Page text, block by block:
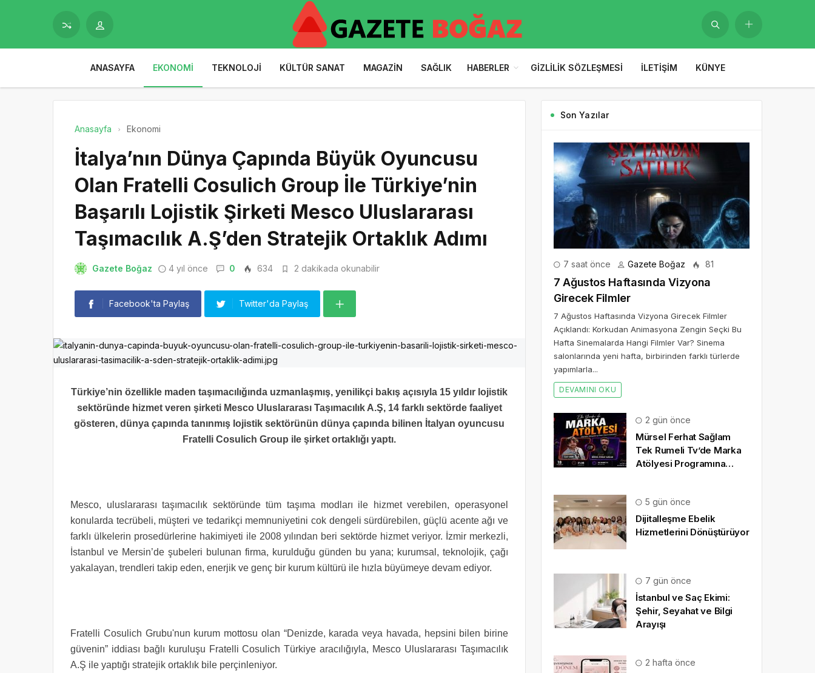
ANASAYFA EKONOMI TEKNOLOJI KÜLTÜR SANAT MAGAZIN SAĞLIK HABERLER GIZLILIK SÖZLEŞMESI İLETIŞIM KÜNYE
Anasayfa Ekonomi
İtalya’nın Dünya Çapında Büyük Oyuncusu
Olan Fratelli Cosulich Group İle Türkiye’nin
Başarılı Lojistik Şirketi Mesco Uluslararası
Taşımacılık A.Ş’den Stratejik Ortaklık Adımı
Gazete Boğaz 4 yıl önce 0 634 2 dakikada okunabilir
Facebook'ta Paylaş Twitter'da Paylaş
Türkiye’nin özellikle maden taşımacılığında uzmanlaşmış, yenilikçi bakış açısıyla 15 yıldır lojistik
sektöründe hizmet veren şirketi Mesco Uluslararası Taşımacılık A.Ş, 14 farklı sektörde faaliyet
gösteren, dünya çapında tanınmış lojistik sektörünün dünya çapında bilinen İtalyan oyuncusu
Fratelli Cosulich Group ile şirket ortaklığı yaptı.
Mesco, uluslararası taşımacılık sektöründe tüm taşıma modları ile hizmet verebilen, operasyonel
konularda tecrübeli, müşteri ve tedarikçi memnuniyetini cok dengeli sürdürebilen, güçlü acente ağı ve
farklı ülkelerin prosedürlerine hakimiyeti ile 2008 yılından beri sektörde hizmet veriyor. İzmir merkezli,
İstanbul ve Mersin’de şubeleri bulunan firma, kurulduğu günden bu yana; kurumsal, teknolojik, çağı
yakalayan, trendleri takip eden, enerjik ve genç bir kurum kültürü ile hızla büyümeye devam ediyor.
Fratelli Cosulich Grubu'nun kurum mottosu olan “Denizde, karada veya havada, hepsini bilen birine
güvenin” iddiası bağlı kuruluşu Fratelli Cosulich Türkiye aracılığıyla, Mesco Uluslararası Taşımacılık
A.Ş ile yaptığı stratejik ortaklık bile perçinleniyor.
Son Yazılar
7 saat önce Gazete Boğaz 81
7 Ağustos Haftasında Vizyona
Girecek Filmler
7 Ağustos Haftasında Vizyona Girecek Filmler
Açıklandı: Korkudan Animasyona Zengin Seçki Bu
Hafta Sinemalarda Hangi Filmler Var? Sinema
salonlarında yeni hafta, birbirinden farklı türlerde
yapımlarla...
DEVAMINI OKU
2 gün önce
Mürsel Ferhat Sağlam
Tek Rumeli Tv’de Marka
Atölyesi Programına
5 gün önce
Dijitalleşme Ebelik
Hizmetlerini Dönüştürüyor
7 gün önce
İstanbul ve Saç Ekimi:
Şehir, Seyahat ve Bilgi
Arayışı
2 hafta önce